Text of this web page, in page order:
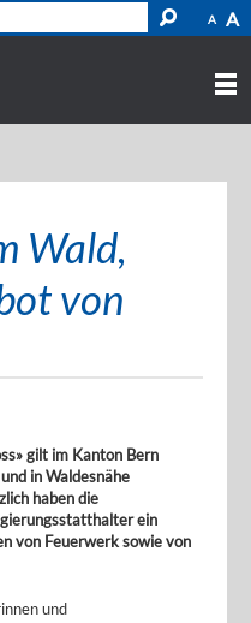
A A
Wald,
von
gilt im Kanton Bern
in Waldesnähe
haben die
ein
von Feuerwerk sowie von
und